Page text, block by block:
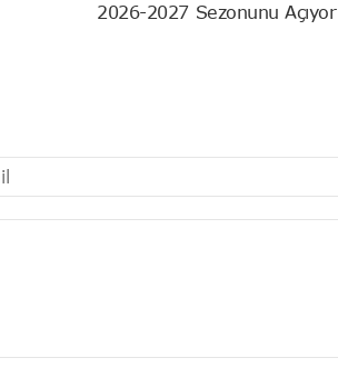
2026-2027 Sezonunu Açıyor